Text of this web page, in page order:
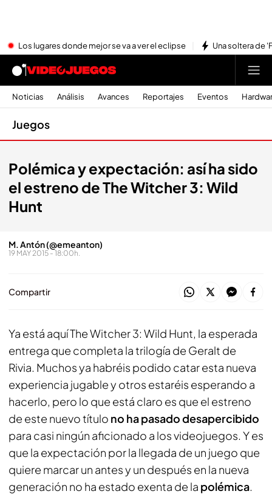
Los lugares donde mejor se va a ver el eclipse Una soltera de
Noticias Análisis Avances Reportajes Eventos
Juegos
Polémica y expectación: así ha sido
el estreno de The Witcher 3: Wild
Hunt
M. Antón (@emeanton)
19 MAY 2015 - 18:00h.
Compartir
Ya está aquí The Witcher 3: Wild Hunt, la esperada
entrega que completa la trilogía de Geralt de
Rivia. Muchos ya habréis podido catar esta nueva
experiencia jugable y otros estaréis esperando a
hacerlo, pero lo que está claro es que el estreno
de este nuevo título no ha pasado desapercibido
para casi ningún aficionado a los videojuegos. Y es
que la expectación por la llegada de un juego que
quiere marcar un antes y un después en la nueva
generación no ha estado exenta de la polémica.